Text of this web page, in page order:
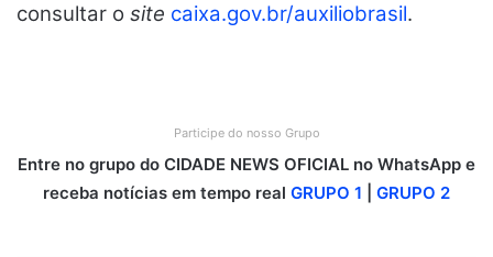
consultar o site caixa.gov.br/auxiliobrasil.
Participe do nosso Grupo
Entre no grupo do CIDADE NEWS OFICIAL no WhatsApp e
receba notícias em tempo real GRUPO 1 GRUPO 2